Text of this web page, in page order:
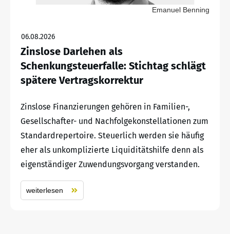
Emanuel Benning
06.08.2026
Zinslose Darlehen als
Schenkungsteuerfalle: Stichtag schlägt
spätere Vertragskorrektur
Zinslose Finanzierungen gehören in Familien-,
Gesellschafter- und Nachfolgekonstellationen zum
Standardrepertoire. Steuerlich werden sie häufig
eher als unkomplizierte Liquiditätshilfe denn als
eigenständiger Zuwendungsvorgang verstanden.
weiterlesen